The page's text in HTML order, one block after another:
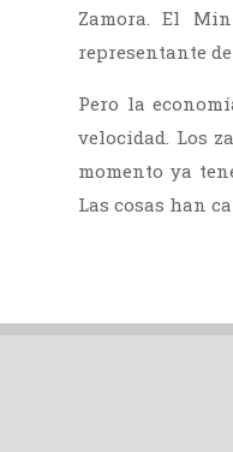
Zamora. El
representante
Pero la
velocidad. Los
momento ya
Las cosas han